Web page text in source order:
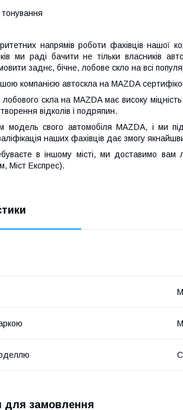
напрямів роботи фахівців нашої
ми раді бачити не тільки власників
заднє, бічне, лобове скло на всі
компанією автоскла на MAZDA
скла на MAZDA має високу
відколів і подряпин.
модель свого автомобіля MAZDA, і ми
наших фахівців дає змогу
в іншому місті, ми доставимо
Міст Експрес).
для замовлення